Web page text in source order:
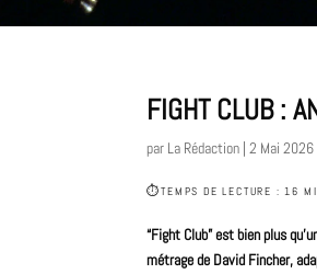
FIGHT CLUB :
par La Rédaction | 2 Mai 2026
⏱TEMPS DE LECTURE : 16
“Fight Club” est bien plus
métrage de David Fincher,